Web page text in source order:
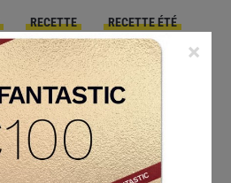
RECETTE
RECETTE ÉTÉ
RHUBARBE TARTE
PRINT
×